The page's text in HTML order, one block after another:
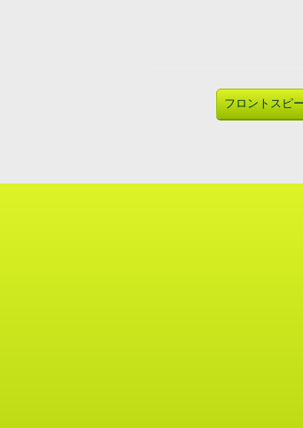
フロントスピ